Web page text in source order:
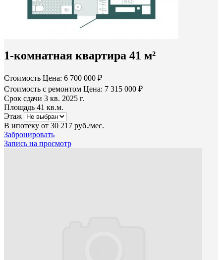
1-комнатная квартира 41 м²
Стоимость Цена: 6 700 000 ₽
Стоимость с ремонтом Цена: 7 315 000 ₽
Срок сдачи 3 кв. 2025 г.
Площадь 41 кв.м.
Этаж
В ипотеку от 30 217 руб./мес.
Забронировать
Запись на просмотр